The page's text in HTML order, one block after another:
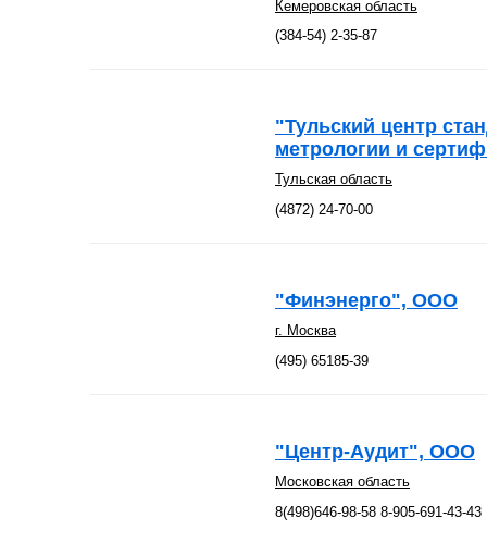
Кемеровская область
(384-54) 2-35-87
"Тульский центр
метрологии и
Тульская область
(4872) 24-70-00
"Финэнерго", ООО
г. Москва
(495) 65185-39
"Центр-Аудит", ООО
Московская область
8(498)646-98-58 8-905-691-43-43